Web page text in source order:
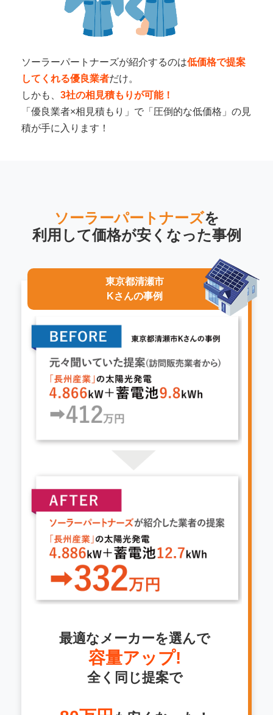
ソーラーパートナーズが紹介するのは低価格で提案
してくれる優良業者だけ。
しかも、 3社の相見積もりが可能！
「優良業者×相見積もり」で「圧倒的な低価格」の見
積が手に入ります！
ソーラーパートナーズを
利用して価格が安くなった事例
東京都清瀬市
Kさんの事例
最適なメーカーを選んで
容量アップ!
全く同じ提案で